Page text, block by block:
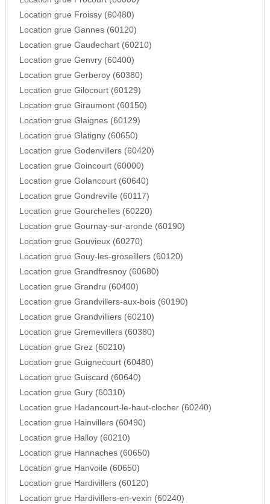
Location grue Froissy (60480)
Location grue Gannes (60120)
Location grue Gaudechart (60210)
Location grue Genvry (60400)
Location grue Gerberoy (60380)
Location grue Gilocourt (60129)
Location grue Giraumont (60150)
Location grue Glaignes (60129)
Location grue Glatigny (60650)
Location grue Godenvillers (60420)
Location grue Goincourt (60000)
Location grue Golancourt (60640)
Location grue Gondreville (60117)
Location grue Gourchelles (60220)
Location grue Gournay-sur-aronde (60190)
Location grue Gouvieux (60270)
Location grue Gouy-les-groseillers (60120)
Location grue Grandfresnoy (60680)
Location grue Grandru (60400)
Location grue Grandvillers-aux-bois (60190)
Location grue Grandvilliers (60210)
Location grue Gremevillers (60380)
Location grue Grez (60210)
Location grue Guignecourt (60480)
Location grue Guiscard (60640)
Location grue Gury (60310)
Location grue Hadancourt-le-haut-clocher (60240)
Location grue Hainvillers (60490)
Location grue Halloy (60210)
Location grue Hannaches (60650)
Location grue Hanvoile (60650)
Location grue Hardivillers (60120)
Location grue Hardivillers-en-vexin (60240)